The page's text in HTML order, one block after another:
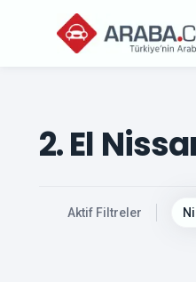
2. El
Aktif Filtreler